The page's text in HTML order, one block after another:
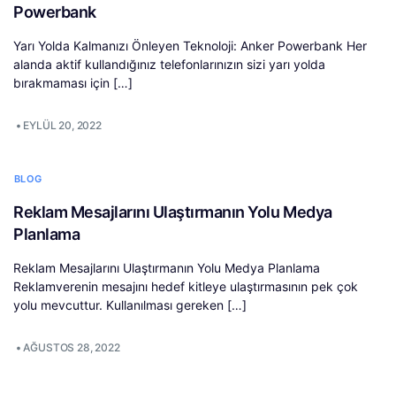
Powerbank
Yarı Yolda Kalmanızı Önleyen Teknoloji: Anker Powerbank Her
alanda aktif kullandığınız telefonlarınızın sizi yarı yolda
bırakmaması için […]
• EYLÜL 20, 2022
BLOG
Reklam Mesajlarını Ulaştırmanın Yolu Medya
Planlama
Reklam Mesajlarını Ulaştırmanın Yolu Medya Planlama
Reklamverenin mesajını hedef kitleye ulaştırmasının pek çok
yolu mevcuttur. Kullanılması gereken […]
•AĞUSTOS 28, 2022